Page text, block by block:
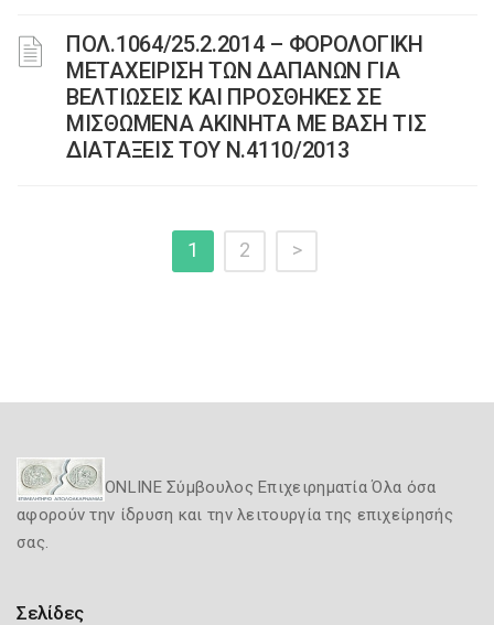
ΠΟΛ.1064/25.2.2014 – ΦΟΡΟΛΟΓΙΚΗ
ΜΕΤΑΧΕΙΡΙΣΗ ΤΩΝ ΔΑΠΑΝΩΝ ΓΙΑ
ΒΕΛΤΙΩΣΕΙΣ ΚΑΙ ΠΡΟΣΘΗΚΕΣ ΣΕ
ΜΙΣΘΩΜΕΝΑ ΑΚΙΝΗΤΑ ΜΕ ΒΑΣΗ ΤΙΣ
ΔΙΑΤΑΞΕΙΣ ΤΟΥ Ν.4110/2013
1 2 >
ONLINE Σύμβουλος Επιχειρηματία Όλα όσα
αφορούν την ίδρυση και την λειτουργία της επιχείρησής
σας.
Σελίδες